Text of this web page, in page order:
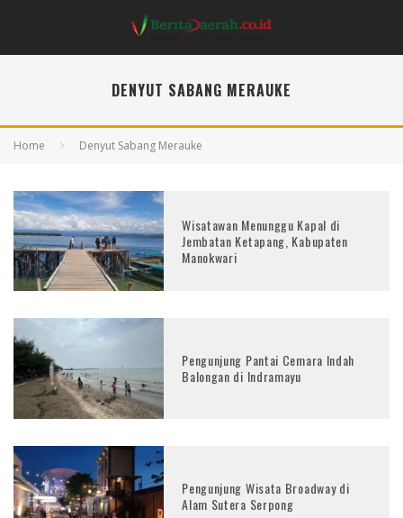
DENYUT SABANG MERAUKE
Home Denyut Sabang Merauke
Wisatawan Menunggu Kapal di
Jembatan Ketapang, Kabupaten
Manokwari
Pengunjung Pantai Cemara Indah
Balongan di Indramayu
Pengunjung Wisata Broadway di
Alam Sutera Serpong